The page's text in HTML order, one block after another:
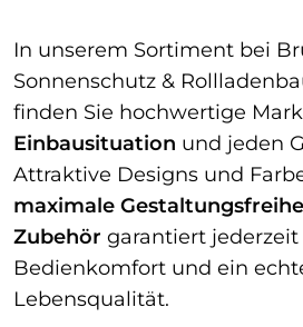
In unserem Sortiment bei
Sonnenschutz &
finden Sie hochwertige
Einbausituation und jeden
Attraktive Designs und
maximale
Zubehör garantiert
Bedienkomfort und ein
Lebensqualität.